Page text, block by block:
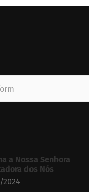
a Nossa Senhora
dos Nós